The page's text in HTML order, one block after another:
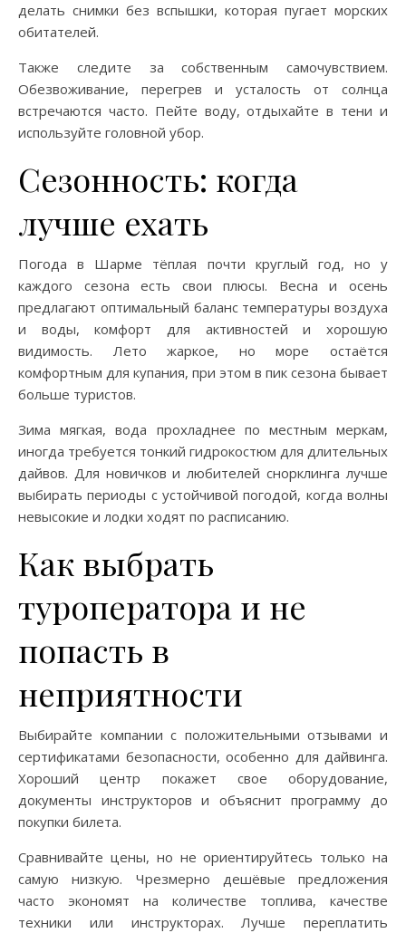
делать снимки без вспышки, которая пугает морских
обитателей.
Также следите за собственным самочувствием.
Обезвоживание, перегрев и усталость от солнца
встречаются часто. Пейте воду, отдыхайте в тени и
используйте головной убор.
Сезонность: когда
лучше ехать
Погода в Шарме тёплая почти круглый год, но у
каждого сезона есть свои плюсы. Весна и осень
предлагают оптимальный баланс температуры воздуха
и воды, комфорт для активностей и хорошую
видимость. Лето жаркое, но море остаётся
комфортным для купания, при этом в пик сезона бывает
больше туристов.
Зима мягкая, вода прохладнее по местным меркам,
иногда требуется тонкий гидрокостюм для длительных
дайвов. Для новичков и любителей снорклинга лучше
выбирать периоды с устойчивой погодой, когда волны
невысокие и лодки ходят по расписанию.
Как выбрать
туроператора и не
попасть в
неприятности
Выбирайте компании с положительными отзывами и
сертификатами безопасности, особенно для дайвинга.
Хороший центр покажет свое оборудование,
документы инструкторов и объяснит программу до
покупки билета.
Сравнивайте цены, но не ориентируйтесь только на
самую низкую. Чрезмерно дешёвые предложения
часто экономят на количестве топлива, качестве
техники или инструкторах. Лучше переплатить